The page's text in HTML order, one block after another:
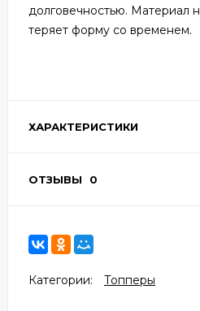
долговечностью. Материал
теряет форму со временем.
ХАРАКТЕРИСТИКИ
ОТЗЫВЫ 0
Категории: Топперы